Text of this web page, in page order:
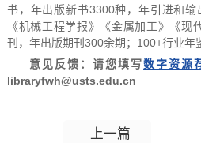
书，年出版新书3300种，年引进和
《机械工程学报》《金属加工》《现
刊，年出版期刊300余期；100+行业年
意见反馈：请您填写数字资源
libraryfwh@usts.edu.cn
上一篇